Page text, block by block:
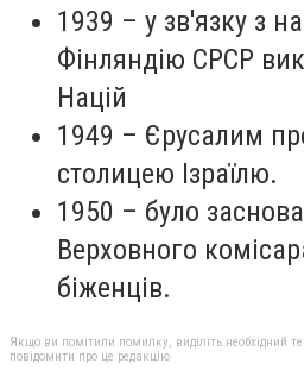
1939 – у зв'язку з
Фінляндію СРСР
Націй
1949 – Єрусалим
столицею Ізраїлю.
1950 – було
Верховного
біженців.
Якщо ви помітили помилку, виділіть необхідний
повідомити про це редакцію